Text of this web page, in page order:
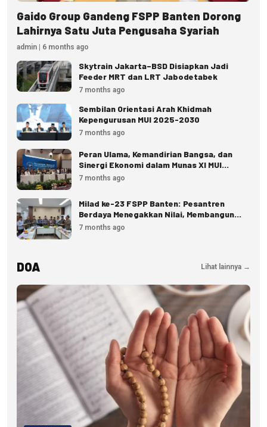
Gaido Group Gandeng FSPP Banten Dorong
Lahirnya Satu Juta Pengusaha Syariah
admin | 6 months ago
Skytrain Jakarta–BSD Disiapkan Jadi
Feeder MRT dan LRT Jabodetabek
7 months ago
Sembilan Orientasi Arah Khidmah
Kepengurusan MUI 2025-2030
7 months ago
Peran Ulama, Kemandirian Bangsa, dan
Sinergi Ekonomi dalam Munas XI MUI
(Bagian II)
7 months ago
Milad ke-23 FSPP Banten: Pesantren
Berdaya Menegakkan Nilai, Membangun
Peradaban
7 months ago
DOA Lihat lainnya →